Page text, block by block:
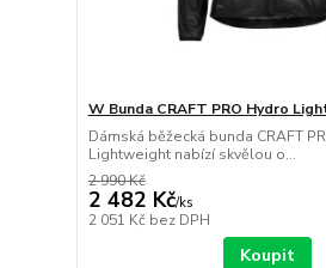
W Bunda CRAFT PRO Hydro
Dámská běžecká bunda CRAFT
Lightweight nabízí skvělou o...
2 990 Kč
2 482 Kč/ks
2 051 Kč bez DPH
Koupit